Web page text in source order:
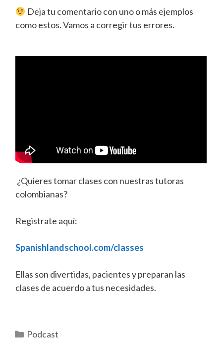
Deja tu comentario con uno o más ejemplos
como estos. Vamos a corregir tus errores.
¿Quieres tomar clases con nuestras tutoras
colombianas?
Registrate aquí:
Spanishlandschool.com/classes
Ellas son divertidas, pacientes y preparan las
clases de acuerdo a tus necesidades.
Categorías
Podcast